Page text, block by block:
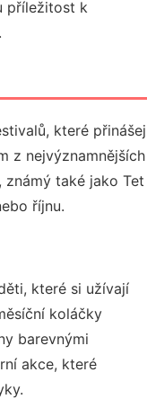
příležitost k
které
z nejvýznamnějších
známý také jako Tet
říjnu.
které si užívají
koláčky
barevnými
akce, které